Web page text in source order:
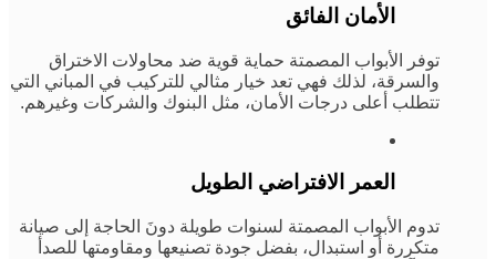
الأمان الفائق
توفر الأبواب المصمتة حماية قوية ضد محاولات الاختراق
والسرقة، لذلك فهي تعد خيار مثالي للتركيب في المباني التي
تتطلب أعلى درجات الأمان، مثل البنوك والشركات وغيرهم.
العمر الافتراضي الطويل
تدوم الأبواب المصمتة لسنوات طويلة دونَ الحاجة إلى صيانة
متكررة أو استبدال، بفضل جودة تصنيعها ومقاومتها للصدأ